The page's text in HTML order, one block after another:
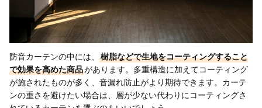
防音カーテンの中には、
樹脂などで生地をコーティングすること
で効果を高めた商品があります。多重構造に加えてコーティング
が施されたものが多く、音漏れ防止がより期待できます。カーテ
ンの重さを避けたい場合は、層が少ない代わりにコーティングさ